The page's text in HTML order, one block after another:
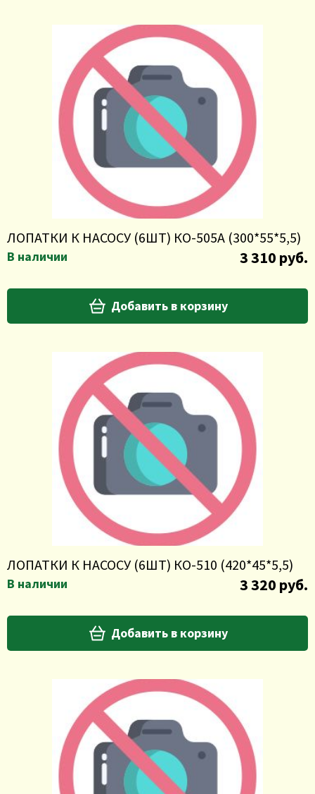
ЛОПАТКИ К НАСОСУ (6ШТ) КО-505А (300*55*5,5)
В наличии 3 310 руб.
Добавить в корзину
ЛОПАТКИ К НАСОСУ (6ШТ) КО-510 (420*45*5,5)
В наличии 3 320 руб.
Добавить в корзину